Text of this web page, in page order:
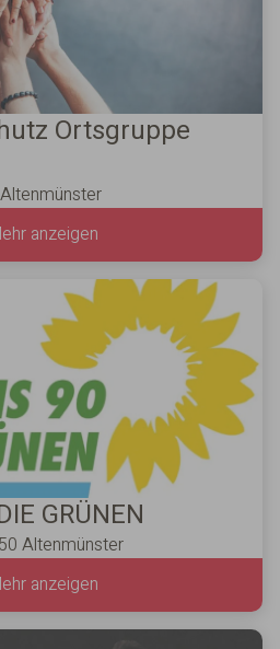
Ortsgruppe
anzeigen
GRÜNEN
Altenmünster
anzeigen